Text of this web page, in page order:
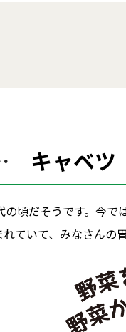
キャベツ
頃だそうです。今
ていて、みなさんの